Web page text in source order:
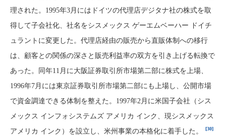
理された。1995年3月にはドイツの代理店デジタナ社の株式を取
得して子会社化、社名をシスメックス ゲーエムベーハー ドイチ
ュラントに変更した。代理店経由の販売から直販体制への移行
は、顧客との関係の深さと販売利益率の双方を引き上げる転換で
あった。同年11月に大阪証券取引所市場第二部に株式を上場、
1996年7月には東京証券取引所市場第二部にも上場し、公開市場
で資金調達できる体制を整えた。1997年2月に米国子会社（シス
メックス インフォシステムズ アメリカ インク、現シスメックス
アメリカ インク）を設立し、米州事業の本格化に着手した。
[30]